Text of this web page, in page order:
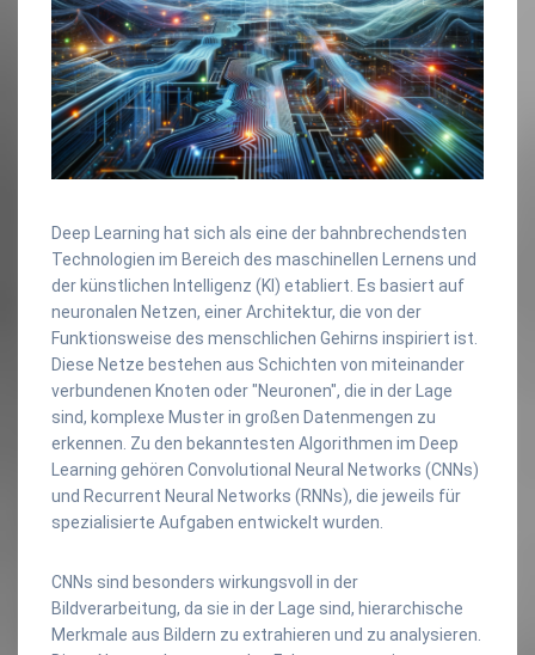
Deep Learning hat sich als eine der bahnbrechendsten
Technologien im Bereich des maschinellen Lernens und
der künstlichen Intelligenz (KI) etabliert. Es basiert auf
neuronalen Netzen, einer Architektur, die von der
Funktionsweise des menschlichen Gehirns inspiriert ist.
Diese Netze bestehen aus Schichten von miteinander
verbundenen Knoten oder "Neuronen", die in der Lage
sind, komplexe Muster in großen Datenmengen zu
erkennen. Zu den bekanntesten Algorithmen im Deep
Learning gehören Convolutional Neural Networks (CNNs)
und Recurrent Neural Networks (RNNs), die jeweils für
spezialisierte Aufgaben entwickelt wurden.
CNNs sind besonders wirkungsvoll in der
Bildverarbeitung, da sie in der Lage sind, hierarchische
Merkmale aus Bildern zu extrahieren und zu analysieren.